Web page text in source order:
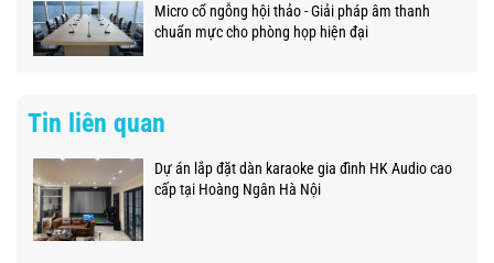
Micro cổ ngỗng hội thảo - Giải pháp âm thanh
chuẩn mực cho phòng họp hiện đại
Tin liên quan
Dự án lắp đặt dàn karaoke gia đình HK Audio cao
cấp tại Hoàng Ngân Hà Nội